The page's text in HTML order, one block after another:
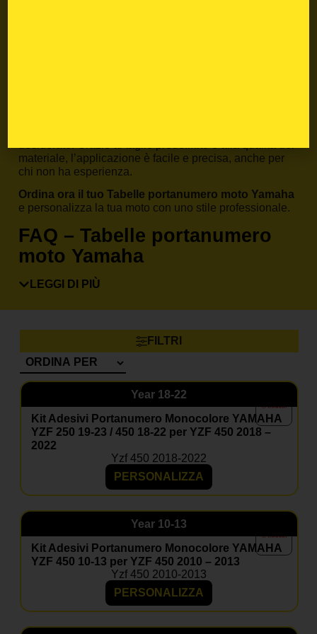
desiderate. Grazie al taglio predefinito e alla qualità del
materiale, l’applicazione è facile e precisa, anche per
chi non ha esperienza.
Ordina ora il tuo Tabelle portanumero moto Yamaha
e personalizza la tua moto con uno stile professionale.
FAQ – Tabelle portanumero
moto Yamaha
Il kit è compatibile con il mio Yamaha?
Sì, basta selezionare modello e anno nella pagina
Posso inserire il mio numero e nome?
Certo, le grafiche sono completamente personalizzabili.
Il materiale è resistente a fango e graffi?
Sì, i nostri adesivi sono progettati per resistere a usura,
agenti atmosferici e competizioni.
Posso aggiungere il coprisella?
Sì, nella maggior parte dei kit è disponibile come
optional coordinato.
LEGGI DI PIÙ
FILTRI
Year 18-22
Kit Adesivi Portanumero Monocolore YAMAHA
YZF 250 19-23 / 450 18-22 per YZF 450 2018 –
2022
Yzf 450 2018-2022
PERSONALIZZA
Year 10-13
Kit Adesivi Portanumero Monocolore YAMAHA
YZF 450 10-13 per YZF 450 2010 – 2013
Yzf 450 2010-2013
PERSONALIZZA